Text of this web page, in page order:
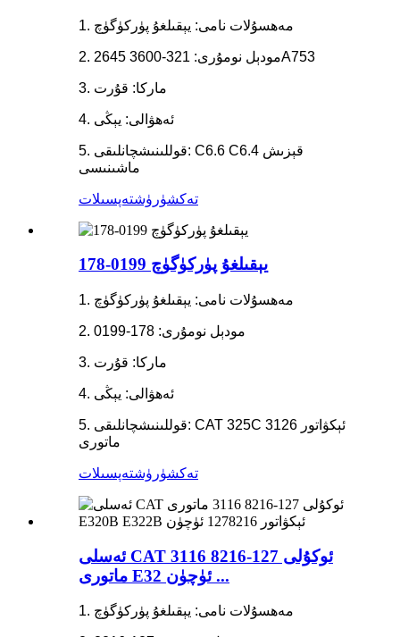
1. مەھسۇلات نامى: يېقىلغۇ پۈركۈگۈچ
2. مودېل نومۇرى: 321-3600 2645A753
3. ماركا: قۇرت
4. ئەھۋالى: يېڭى
5. قوللىنىشچانلىقى: C6.6 C6.4 قېزىش
ماشىنىسى
تەكشۈرۈشتەپسىلات
178-0199 يېقىلغۇ پۈركۈگۈچ
1. مەھسۇلات نامى: يېقىلغۇ پۈركۈگۈچ
2. مودېل نومۇرى: 178-0199
3. ماركا: قۇرت
4. ئەھۋالى: يېڭى
5. قوللىنىشچانلىقى: CAT 325C 3126 ئېكۋاتور
ماتورى
تەكشۈرۈشتەپسىلات
ئەسلى CAT ئوكۇلى 127-8216 3116
ماتورى E32 ئۈچۈن ...
1. مەھسۇلات نامى: يېقىلغۇ پۈركۈگۈچ